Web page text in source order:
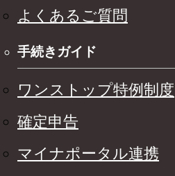
よくあるご質問
手続きガイド
ワンストップ特例制度
確定申告
マイナポータル連携